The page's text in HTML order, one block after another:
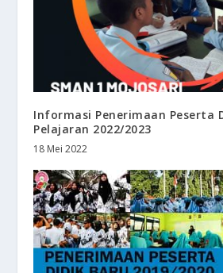
Informasi Penerimaan Peserta
Pelajaran 2022/2023
18 Mei 2022